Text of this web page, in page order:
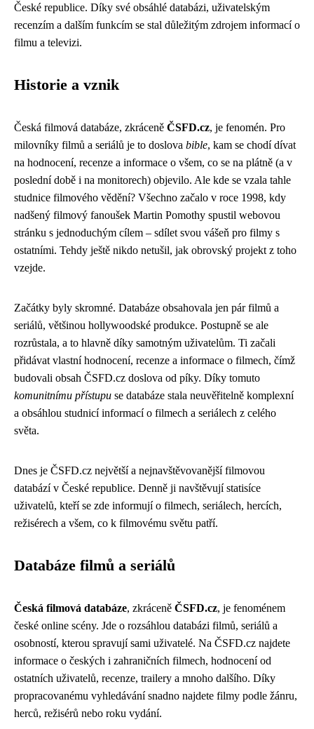
České republice. Díky své obsáhlé databázi, uživatelským
recenzím a dalším funkcím se stal důležitým zdrojem informací o
filmu a televizi.
Historie a vznik
Česká filmová databáze, zkráceně ČSFD.cz, je fenomén. Pro
milovníky filmů a seriálů je to doslova bible, kam se chodí dívat
na hodnocení, recenze a informace o všem, co se na plátně (a v
poslední době i na monitorech) objevilo. Ale kde se vzala tahle
studnice filmového vědění? Všechno začalo v roce 1998, kdy
nadšený filmový fanoušek Martin Pomothy spustil webovou
stránku s jednoduchým cílem – sdílet svou vášeň pro filmy s
ostatními. Tehdy ještě nikdo netušil, jak obrovský projekt z toho
vzejde.
Začátky byly skromné. Databáze obsahovala jen pár filmů a
seriálů, většinou hollywoodské produkce. Postupně se ale
rozrůstala, a to hlavně díky samotným uživatelům. Ti začali
přidávat vlastní hodnocení, recenze a informace o filmech, čímž
budovali obsah ČSFD.cz doslova od píky. Díky tomuto
komunitnímu přístupu se databáze stala neuvěřitelně komplexní
a obsáhlou studnicí informací o filmech a seriálech z celého
světa.
Dnes je ČSFD.cz největší a nejnavštěvovanější filmovou
databází v České republice. Denně ji navštěvují statisíce
uživatelů, kteří se zde informují o filmech, seriálech, hercích,
režisérech a všem, co k filmovému světu patří.
Databáze filmů a seriálů
Česká filmová databáze, zkráceně ČSFD.cz, je fenoménem
české online scény. Jde o rozsáhlou databázi filmů, seriálů a
osobností, kterou spravují sami uživatelé. Na ČSFD.cz najdete
informace o českých i zahraničních filmech, hodnocení od
ostatních uživatelů, recenze, trailery a mnoho dalšího. Díky
propracovanému vyhledávání snadno najdete filmy podle žánru,
herců, režisérů nebo roku vydání.